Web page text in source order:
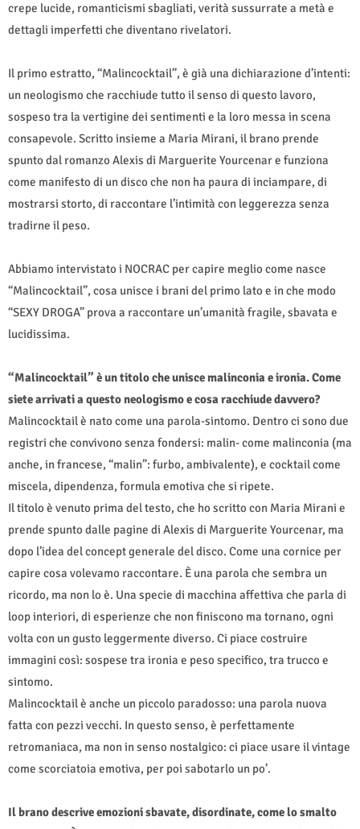
crepe lucide, romanticismi sbagliati, verità sussurrate a metà e
dettagli imperfetti che diventano rivelatori.
Il primo estratto, “Malincocktail”, è già una dichiarazione d’intenti:
un neologismo che racchiude tutto il senso di questo lavoro,
sospeso tra la vertigine dei sentimenti e la loro messa in scena
consapevole. Scritto insieme a Maria Mirani, il brano prende
spunto dal romanzo Alexis di Marguerite Yourcenar e funziona
come manifesto di un disco che non ha paura di inciampare, di
mostrarsi storto, di raccontare l’intimità con leggerezza senza
tradirne il peso.
Abbiamo intervistato i NOCRAC per capire meglio come nasce
“Malincocktail”, cosa unisce i brani del primo lato e in che modo
“SEXY DROGA” prova a raccontare un’umanità fragile, sbavata e
lucidissima.
“Malincocktail” è un titolo che unisce malinconia e ironia. Come
siete arrivati a questo neologismo e cosa racchiude davvero?
Malincocktail è nato come una parola-sintomo. Dentro ci sono due
registri che convivono senza fondersi: malin- come malinconia (ma
anche, in francese, “malin”: furbo, ambivalente), e cocktail come
miscela, dipendenza, formula emotiva che si ripete.
Il titolo è venuto prima del testo, che ho scritto con Maria Mirani e
prende spunto dalle pagine di Alexis di Marguerite Yourcenar, ma
dopo l’idea del concept generale del disco. Come una cornice per
capire cosa volevamo raccontare. È una parola che sembra un
ricordo, ma non lo è. Una specie di macchina affettiva che parla di
loop interiori, di esperienze che non finiscono ma tornano, ogni
volta con un gusto leggermente diverso. Ci piace costruire
immagini così: sospese tra ironia e peso specifico, tra trucco e
sintomo.
Malincocktail è anche un piccolo paradosso: una parola nuova
fatta con pezzi vecchi. In questo senso, è perfettamente
retromaniaca, ma non in senso nostalgico: ci piace usare il vintage
come scorciatoia emotiva, per poi sabotarlo un po’.
Il brano descrive emozioni sbavate, disordinate, come lo smalto